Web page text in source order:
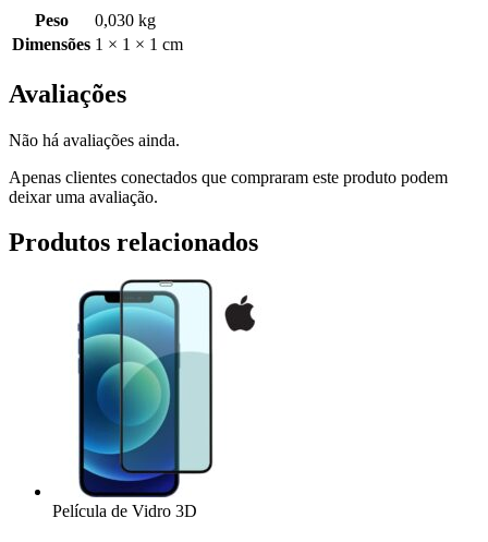
Peso
0,030 kg
Dimensões 1 × 1 × 1 cm
Avaliações
Não há avaliações ainda.
Apenas clientes conectados que compraram este produto podem
deixar uma avaliação.
Produtos relacionados
Película de Vidro 3D